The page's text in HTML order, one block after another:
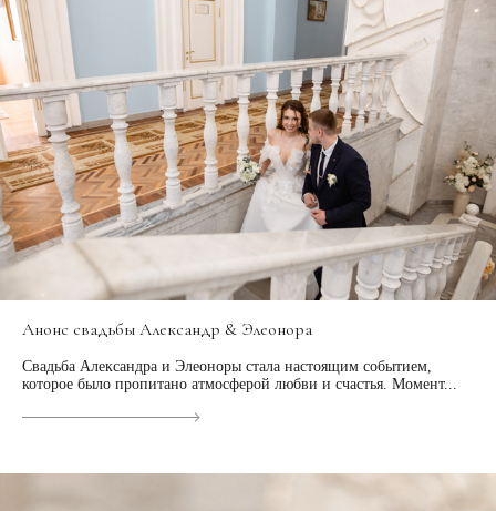
Анонс свадьбы Александр & Элеонора
Свадьба Александра и Элеоноры стала настоящим событием,
которое было пропитано атмосферой любви и счастья. Момент...